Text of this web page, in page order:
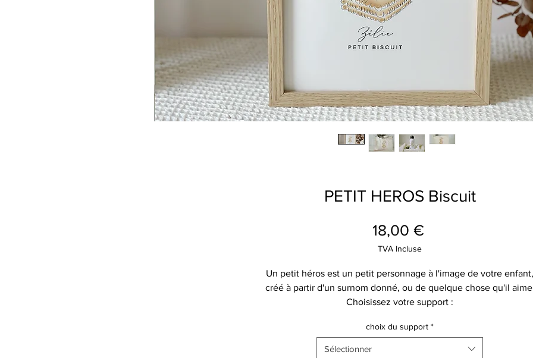
PETIT HEROS Biscuit
18,00 €Prix
TVA Incluse
Un petit héros est un petit personnage à l'image de votre enfant,
créé à partir d'un surnom donné, ou de quelque chose qu'il
Choisissez votre support :
- affiche A4 22 €
choix du support *
Sélectionner